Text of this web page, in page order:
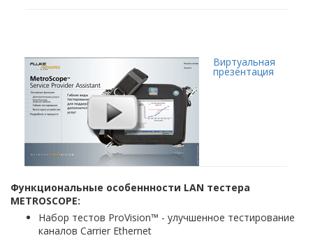
Виртуальная
презентация
Функциональные особеннности LAN тестера
METROSCOPE:
Набор тестов ProVision™ - улучшенное тестирование
каналов Carrier Ethernet